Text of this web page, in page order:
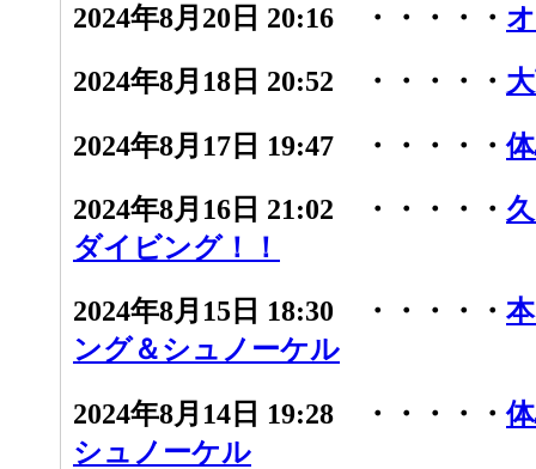
2024年8月20日 20:16 ・・・・・
2024年8月18日 20:52 ・・・・・
2024年8月17日 19:47 ・・・・・
2024年8月16日 21:02 ・・・・・
ダイビング！！
2024年8月15日 18:30 ・・・・・
ング＆シュノーケル
2024年8月14日 19:28 ・・・・・
シュノーケル